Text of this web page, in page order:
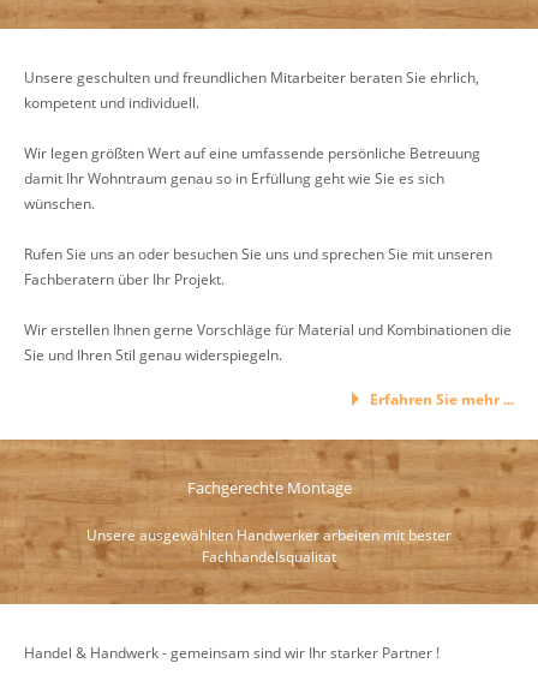
Unsere geschulten und freundlichen Mitarbeiter beraten Sie ehrlich,
kompetent und individuell.
Wir legen größten Wert auf eine umfassende persönliche Betreuung
damit Ihr Wohntraum genau so in Erfüllung geht wie Sie es sich
wünschen.
Rufen Sie uns an oder besuchen Sie uns und sprechen Sie mit unseren
Fachberatern über Ihr Projekt.
Wir erstellen Ihnen gerne Vorschläge für Material und Kombinationen die
Sie und Ihren Stil genau widerspiegeln.
Erfahren Sie mehr ...
Fachgerechte Montage
Unsere ausgewählten Handwerker arbeiten mit bester
Fachhandelsqualität
Handel & Handwerk - gemeinsam sind wir Ihr starker Partner !